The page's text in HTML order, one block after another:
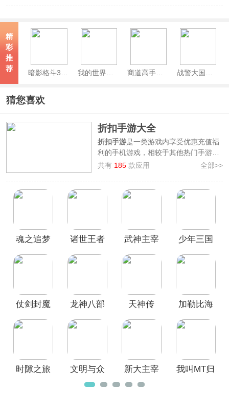
精
彩
推
荐
猜您喜欢
折扣手游大全
折扣手游是一类游戏内享受优惠充值福
利的手机游戏，相较于其他热门手游拥
有着较为标新立异的玩法与游戏背景设
绝佳选择！
大主宰
等超多耐玩的折扣手游，这些游
戏内充值折扣力度大、福利更是拿到手
载！
共有 185 款应用 全部>>
魂之追梦
诸世王者
武神主宰
少年三国
仗剑封魔
侠客任选)
龙神八部
0.1折手游
天神传
神召唤送
加勒比海
时隙之旅
文明与众
神(0.05折
新大主宰
官方正版
我叫MT归